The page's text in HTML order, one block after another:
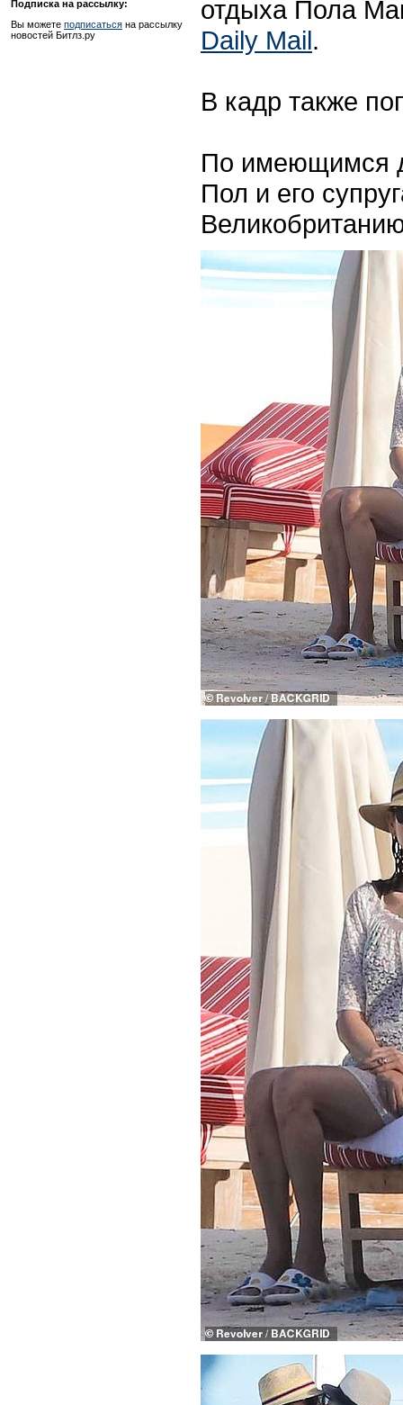
Подписка на рассылку:
Вы можете подписаться на рассылку
новостей Битлз.ру
отдыха Пола
Daily Mail.
В кадр также
По имеющимся
Пол и его